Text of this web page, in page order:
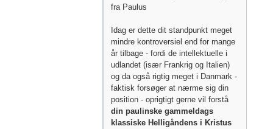
fra Paulus
Idag er dette dit standpunkt meget
mindre kontroversiel end for mange
år tilbage - fordi de intellektuelle i
udlandet (især Frankrig og Italien)
og da også rigtig meget i Danmark -
faktisk forsøger at nærme sig din
position - oprigtigt gerne vil forstå
din paulinske gammeldags
klassiske Helligåndens i Kristus